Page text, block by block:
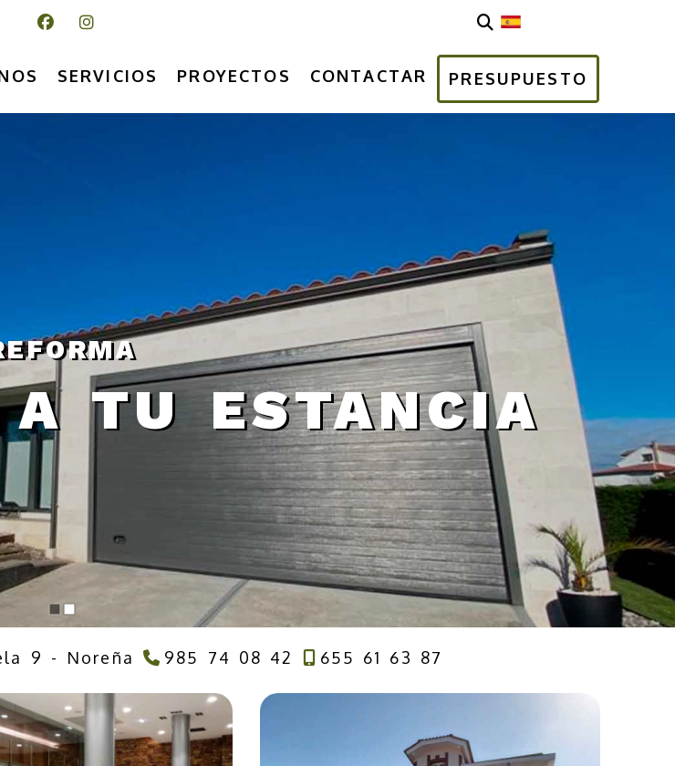
SERVICIOS PROYECTOS CONTACTAR PRESUPUESTO
TU ESTANCIA
9 - Noreña 985 74 08 42 655 61 63 87